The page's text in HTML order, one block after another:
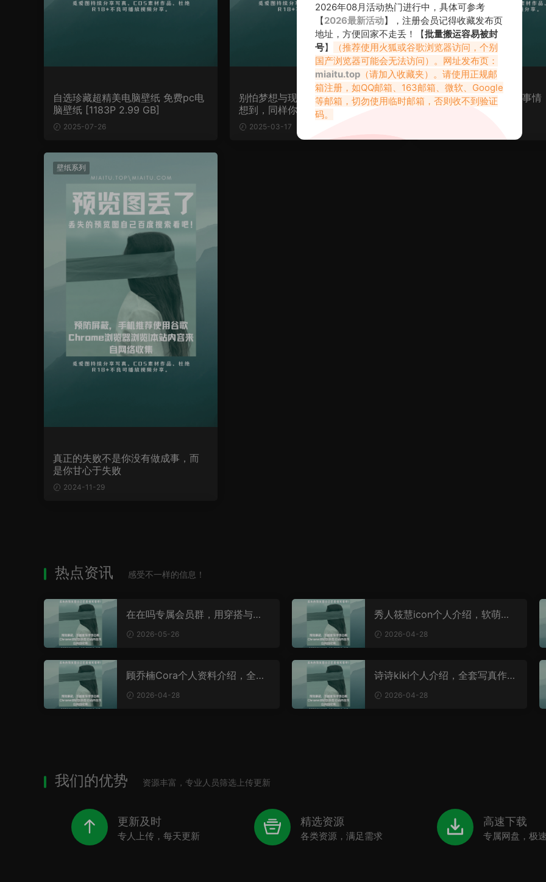
自选珍藏超精美电脑壁纸 免费pc电
脑壁纸 [1183P 2.99 GB]
2025-07-26
别怕梦想与现实的距离，如果你可
想到，同样你也能做到。
2025-03-17
努力过后才知道，许多事情
坚持就过来了
壁纸系列
真正的失败不是你没有做成事，而
是你甘心于失败
2024-11-29
热点资讯 感受不一样的信息！
在在吗专属会员群，用穿搭与自
2026-05-26
秀人筱慧icon个人介绍，软萌治
2026-04-28
顾乔楠Cora个人资料介绍，全网
2026-04-28
诗诗kiki个人介绍，全套写真作品
2026-04-28
我们的优势 资源丰富，专业人员筛选上传更新
更新及时
专人上传，每天更新
精选资源
各类资源，满足需求
高速下载
专属网盘，极
2026年08月活动热门进行中，具体可参考
【2026最新活动】，注册会员记得收藏发布页
地址，方便回家不走丢！【批量搬运容易被封
号】
（推荐使用火狐或谷歌浏览器访问，个别
国产浏览器可能会无法访问）。网址发布页：
miaitu.top （请加入收藏夹）。请使用正规邮
箱注册，如QQ邮箱、163邮箱、微软、Google
等邮箱，切勿使用临时邮箱，否则收不到验证
码。